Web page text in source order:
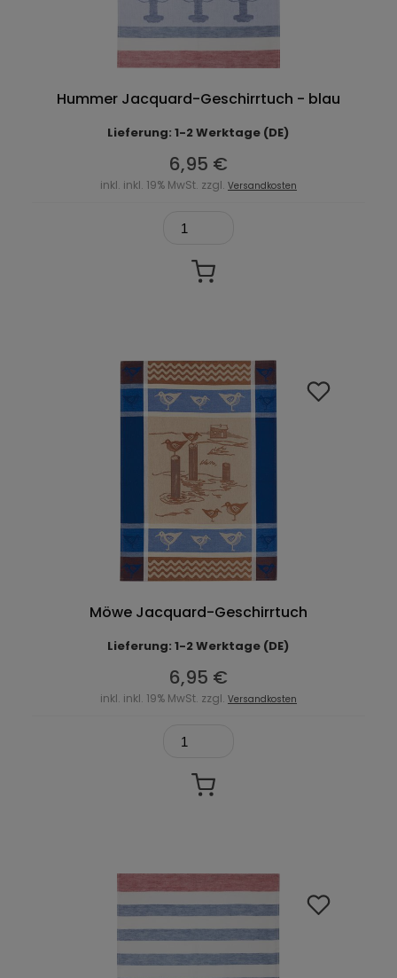
Hummer Jacquard-Geschirrtuch - blau
Lieferung: 1-2 Werktage (DE)
6,95 €
inkl. inkl. 19% MwSt. zzgl. Versandkosten
Möwe Jacquard-Geschirrtuch
Lieferung: 1-2 Werktage (DE)
6,95 €
inkl. inkl. 19% MwSt. zzgl. Versandkosten